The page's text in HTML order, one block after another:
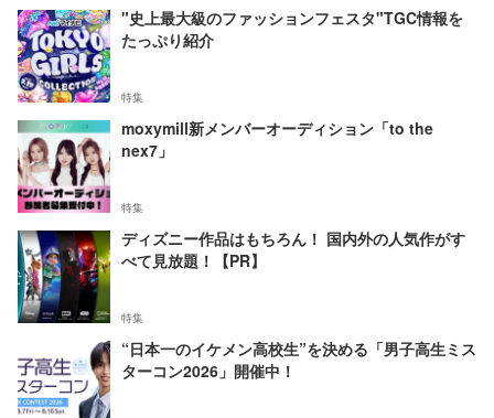
"史上最大級のファッションフェスタ"TGC情報を
たっぷり紹介
特集
moxymill新メンバーオーディション「to the
nex7」
特集
ディズニー作品はもちろん！ 国内外の人気作がす
べて見放題！【PR】
特集
“日本一のイケメン高校生”を決める「男子高生ミス
ターコン2026」開催中！